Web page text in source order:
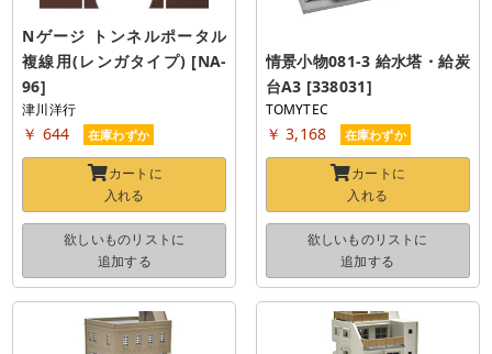
Nゲージ トンネルポータル
複線用(レンガタイプ) [NA-
96]
津川洋行
￥ 644 在庫わずか
カートに
入れる
欲しいものリストに
追加する
情景小物081-3 給水塔・給炭
台A3 [338031]
TOMYTEC
￥ 3,168 在庫わずか
カートに
入れる
欲しいものリストに
追加する